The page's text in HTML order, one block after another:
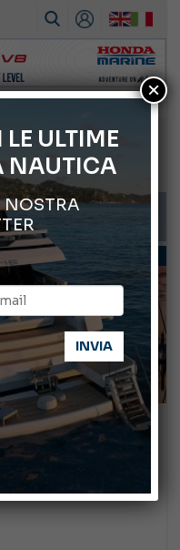
Geniuss
di Genova
Wakeboard 2026
le novità attese a settembre
per il diportista
AVVOCATO A BORDO
e nel
da
ULTIME
NAUTICA
NOSTRA
×